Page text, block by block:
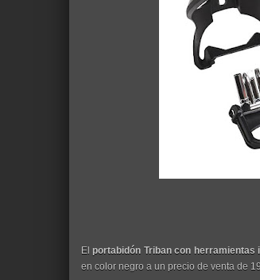
El portabidón Triban con herramientas
en color negro a un precio de venta de